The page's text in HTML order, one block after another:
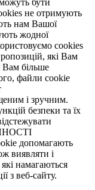
бути
не отримують
нам Вашої
жодної
cookies
які Вам
Вам більше
файли cookie
і зручним.
безпеки та їх
допомагають
виявляти і
намагаються
з веб-сайту.